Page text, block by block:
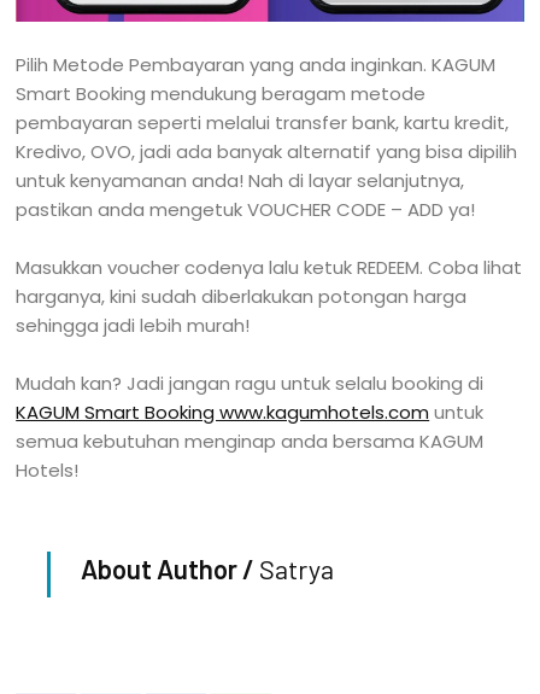
Pilih Metode Pembayaran yang anda inginkan. KAGUM
Smart Booking mendukung beragam metode
pembayaran seperti melalui transfer bank, kartu kredit,
Kredivo, OVO, jadi ada banyak alternatif yang bisa dipilih
untuk kenyamanan anda! Nah di layar selanjutnya,
pastikan anda mengetuk VOUCHER CODE – ADD ya!
Masukkan voucher codenya lalu ketuk REDEEM. Coba lihat
harganya, kini sudah diberlakukan potongan harga
sehingga jadi lebih murah!
Mudah kan? Jadi jangan ragu untuk selalu booking di
KAGUM Smart Booking www.kagumhotels.com untuk
semua kebutuhan menginap anda bersama KAGUM
Hotels!
About Author / Satrya